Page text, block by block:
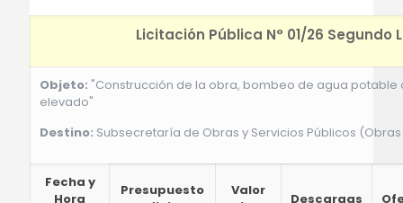
Licitación Pública N° 01/26 Segundo
Objeto: "Construcción de la obra, bombeo de agua potable
elevado"
Destino: Subsecretaría de Obras y Servicios Públicos
Fecha y
Hora
Presupuesto
Valor
Descargas